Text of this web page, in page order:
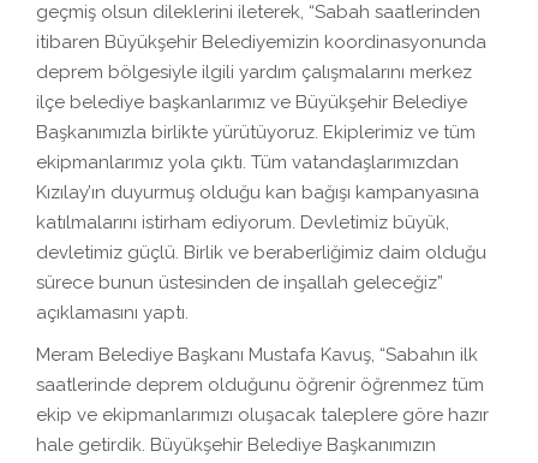
geçmiş olsun dileklerini ileterek, “Sabah saatlerinden
itibaren Büyükşehir Belediyemizin koordinasyonunda
deprem bölgesiyle ilgili yardım çalışmalarını merkez
ilçe belediye başkanlarımız ve Büyükşehir Belediye
Başkanımızla birlikte yürütüyoruz. Ekiplerimiz ve tüm
ekipmanlarımız yola çıktı. Tüm vatandaşlarımızdan
Kızılay’ın duyurmuş olduğu kan bağışı kampanyasına
katılmalarını istirham ediyorum. Devletimiz büyük,
devletimiz güçlü. Birlik ve beraberliğimiz daim olduğu
sürece bunun üstesinden de inşallah geleceğiz”
açıklamasını yaptı.
Meram Belediye Başkanı Mustafa Kavuş, “Sabahın ilk
saatlerinde deprem olduğunu öğrenir öğrenmez tüm
ekip ve ekipmanlarımızı oluşacak taleplere göre hazır
hale getirdik. Büyükşehir Belediye Başkanımızın